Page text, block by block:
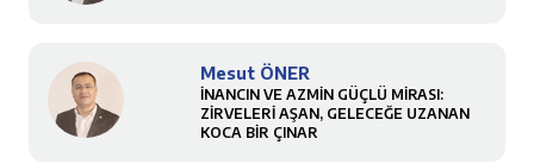
Mesut ÖNER
İNANCIN VE AZMİN GÜÇLÜ MİRASI:
ZİRVELERİ AŞAN, GELECEĞE UZANAN
KOCA BİR ÇINAR